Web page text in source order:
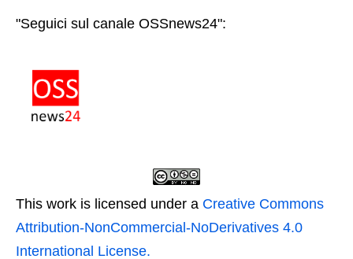
"Seguici sul canale OSSnews24":
This work is licensed under a Creative Commons
Attribution-NonCommercial-NoDerivatives 4.0
International License.